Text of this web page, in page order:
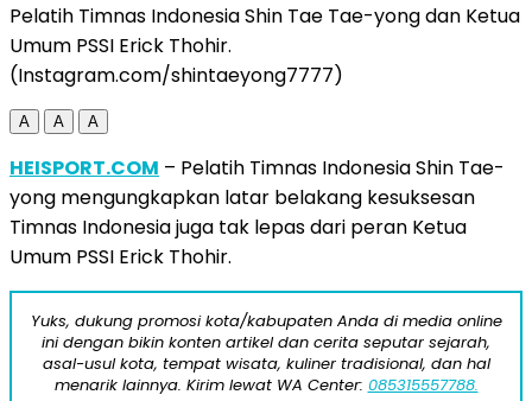
Pelatih Timnas Indonesia Shin Tae Tae-yong dan Ketua
Umum PSSI Erick Thohir.
(Instagram.com/shintaeyong7777)
A A A
HEISPORT.COM – Pelatih Timnas Indonesia Shin Tae-
yong mengungkapkan latar belakang kesuksesan
Timnas Indonesia juga tak lepas dari peran Ketua
Umum PSSI Erick Thohir.
Yuks, dukung promosi kota/kabupaten Anda di media online
ini dengan bikin konten artikel dan cerita seputar sejarah,
asal-usul kota, tempat wisata, kuliner tradisional, dan hal
menarik lainnya. Kirim lewat WA Center: 085315557788.